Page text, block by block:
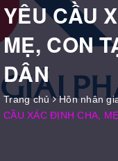
YÊU CẦU
MẸ, CON
DÂN
Trang chủ Hôn nhân
CẦU XÁC ĐỊNH CHA,